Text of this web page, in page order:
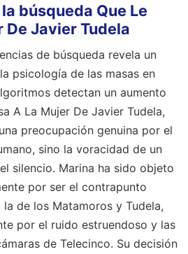
búsqueda Que Le
De Javier Tudela
de búsqueda revela un
psicología de las masas en
detectan un aumento
A La Mujer De Javier Tudela,
preocupación genuina por el
sino la voracidad de un
silencio. Marina ha sido objeto
por ser el contrapunto
la de los Matamoros y Tudela,
por el ruido estruendoso y las
de Telecinco. Su decisión